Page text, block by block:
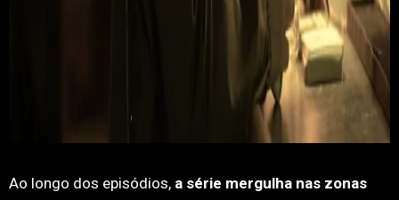
Ao longo dos episódios, a série mergulha nas zonas